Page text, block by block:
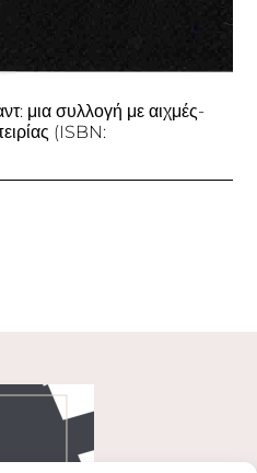
μια συλλογή με αιχμές-
(ISBN: